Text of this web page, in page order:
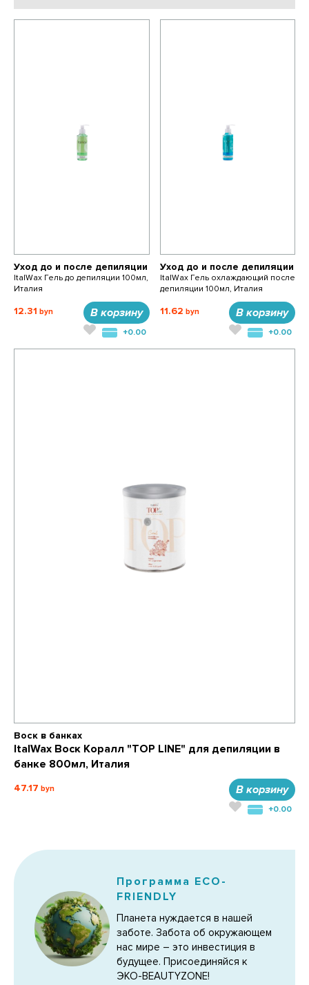
Уход до и после депиляции
ItalWax Гель до депиляции 100мл,
Италия
12.31 В корзину
+0.00
Уход до и после депиляции
ItalWax Гель охлаждающий после
депиляции 100мл, Италия
11.62 В корзину
+0.00
Воск в банках
ItalWax Воск Коралл "TOP LINE" для депиляции в
банке 800мл, Италия
47.17 В корзину
+0.00
Программа ECO-
FRIENDLY
Планета нуждается в нашей
заботе. Забота об окружающем
нас мире – это инвестиция в
будущее. Присоединяйся к
ЭКО-BEAUTYZONE!